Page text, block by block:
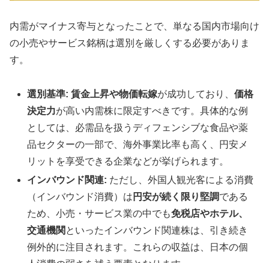
内需がマイナス寄与となったことで、単なる国内市場向け
の小売やサービス銘柄は選別を厳しくする必要がありま
す。
選別基準: 賃金上昇や物価転嫁が成功しており、価格
決定力が高い内需株に限定すべきです。具体的な例
としては、必需品を扱うディフェンシブな食品や薬
品セクターの一部で、海外事業比率も高く、円安メ
リットを享受できる企業などが挙げられます。
インバウンド関連: ただし、外国人観光客による消費
（インバウンド消費）は 円安が続く限り堅調である
ため、小売・サービス業の中でも免税店やホテル、
交通機関 といったインバウンド関連株は、引き続き
例外的に注目されます。これらの収益は、日本の個